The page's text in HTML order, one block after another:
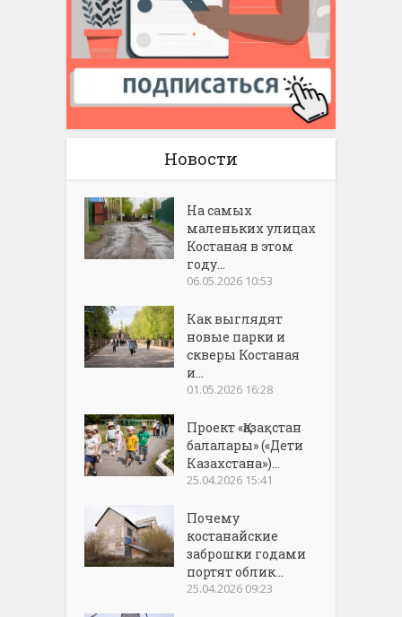
Новости
На самых
маленьких улицах
Костаная в этом
году...
06.05.2026 10:53
Как выглядят
новые парки и
скверы Костаная
и...
01.05.2026 16:28
Проект «Қазақстан
балалары» («Дети
Казахстана»)...
25.04.2026 15:41
Почему
костанайские
заброшки годами
портят облик...
25.04.2026 09:23